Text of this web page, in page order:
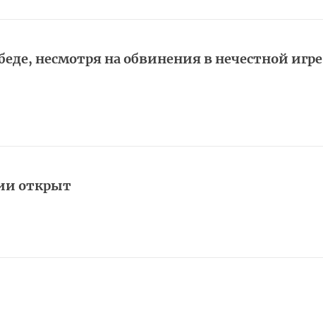
несмотря на обвинения в нечестной игре
открыт